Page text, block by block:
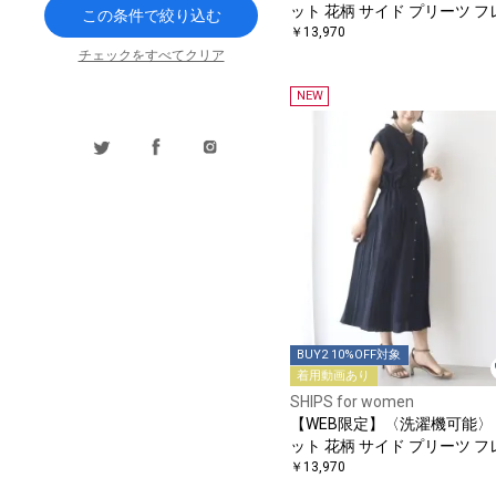
ット 花柄 サイド プリーツ フ
チスリーブ ワンピース
￥13,970
NEW
BUY2 10%OFF対象
着用動画あり
SHIPS for women
【WEB限定】〈洗濯機可能
ット 花柄 サイド プリーツ フ
チスリーブ ワンピース
￥13,970
この条件で絞り込む
チェックをすべてクリア